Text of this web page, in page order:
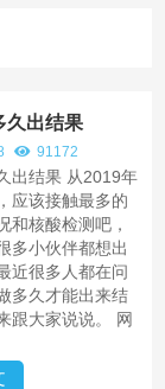
久出结果
91172
出结果 从2019年
应该接触最多的
和核酸检测吧，
多小伙伴都想出
近很多人都在问
多久才能出来结
跟大家说说。 网